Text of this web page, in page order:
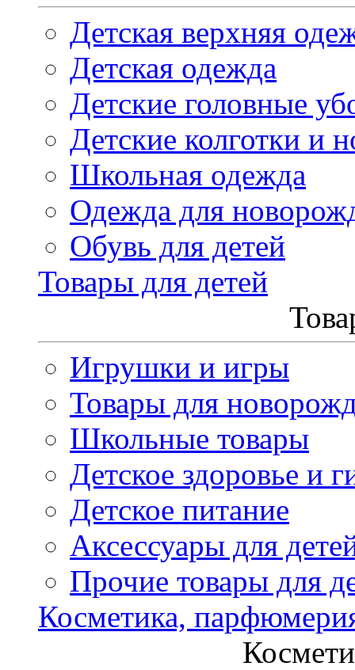
Детская верхняя
Детская одежда
Детские головные
Детские колготки и
Школьная одежда
Одежда для
Обувь для детей
Товары для детей
Игрушки и игры
Товары для
Школьные товары
Детское здоровье и
Детское питание
Аксессуары для
Прочие товары для
Косметика,